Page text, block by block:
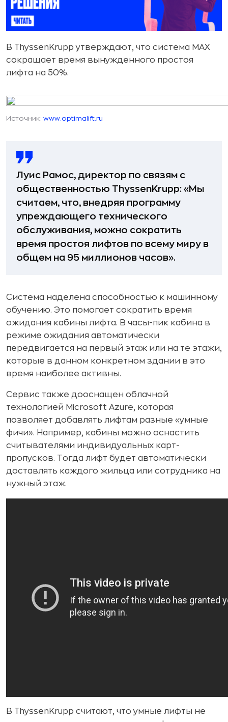
В ThyssenKrupp утверждают, что система MAX
сокращает время вынужденного простоя
лифта на 50%.
Источник: www.optimalift.ru
Луис Рамос, директор по связям с
общественностью ThyssenKrupp: «Мы
считаем, что, внедряя программу
упреждающего технического
обслуживания, можно сократить
время простоя лифтов по всему миру в
общем на 95 миллионов часов».
Система наделена способностью к машинному
обучению. Это помогает сократить время
ожидания кабины лифта. В часы-пик кабина в
режиме ожидания автоматически
передвигается на первый этаж или на те этажи,
которые в данном конкретном здании в это
время наиболее активны.
Сервис также дооснащен облачной
технологией Microsoft Azure, которая
позволяет добавлять лифтам разные «умные
фичи». Например, кабины можно оснастить
считывателями индивидуальных карт-
пропусков. Тогда лифт будет автоматически
доставлять каждого жильца или сотрудника на
нужный этаж.
В ThyssenKrupp считают, что умные лифты не